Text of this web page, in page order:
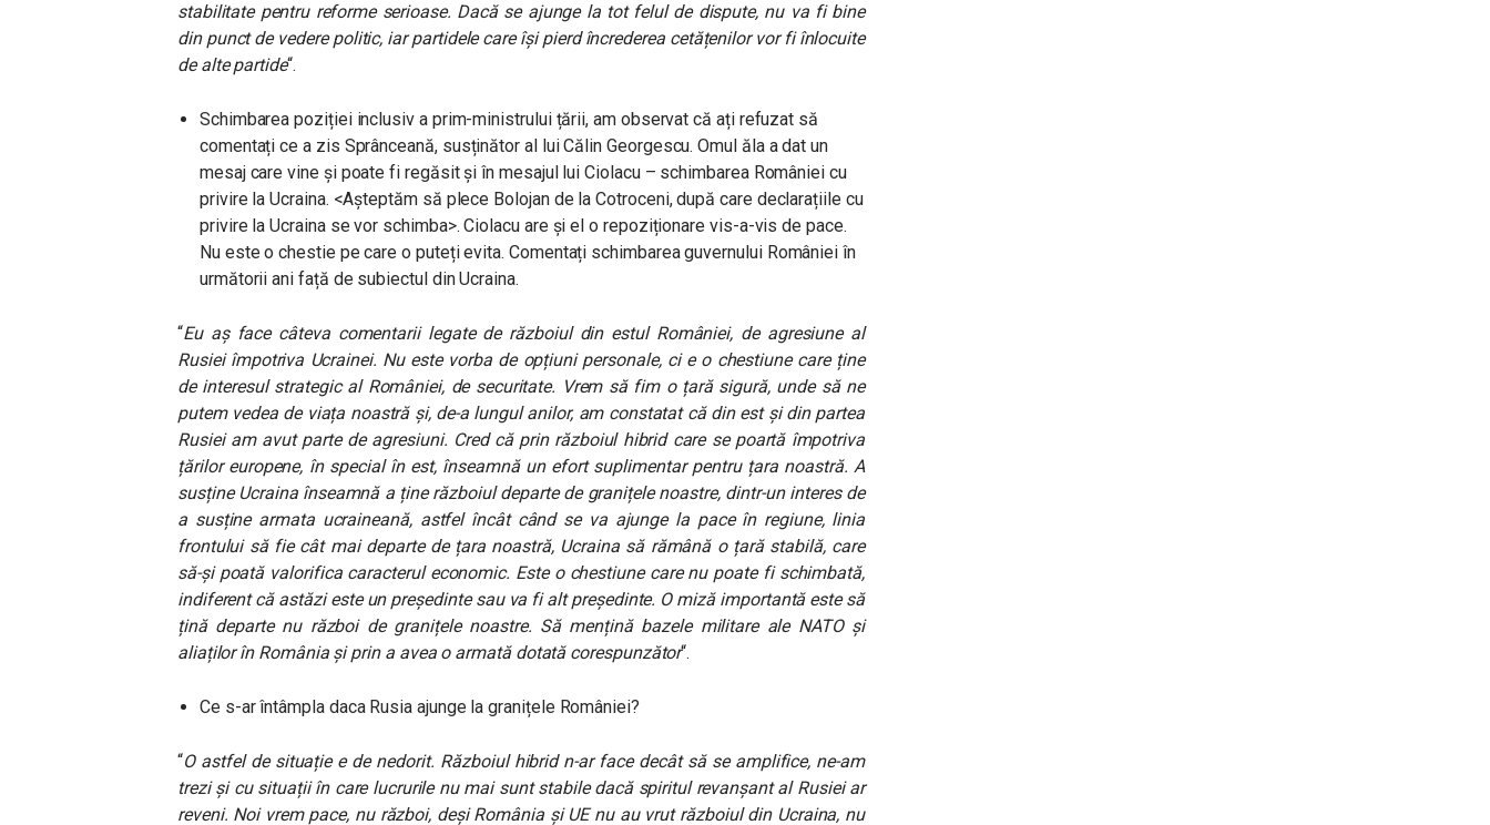
stabilitate pentru reforme serioase. Dacă se ajunge la tot felul de dispute, nu va fi bine
din punct de vedere politic, iar partidele care își pierd încrederea cetățenilor vor fi înlocuite
de alte partide“.
Schimbarea poziției inclusiv a prim-ministrului țării, am observat că ați refuzat să
comentați ce a zis Sprânceană, susținător al lui Călin Georgescu. Omul ăla a dat un
mesaj care vine și poate fi regăsit și în mesajul lui Ciolacu – schimbarea României cu
privire la Ucraina. <Așteptăm să plece Bolojan de la Cotroceni, după care declarațiile cu
privire la Ucraina se vor schimba>. Ciolacu are și el o repoziționare vis-a-vis de pace.
Nu este o chestie pe care o puteți evita. Comentați schimbarea guvernului României în
următorii ani față de subiectul din Ucraina.
“Eu aș face câteva comentarii legate de războiul din estul României, de agresiune al
Rusiei împotriva Ucrainei. Nu este vorba de opțiuni personale, ci e o chestiune care ține
de interesul strategic al României, de securitate. Vrem să fim o țară sigură, unde să ne
putem vedea de viața noastră și, de-a lungul anilor, am constatat că din est și din partea
Rusiei am avut parte de agresiuni. Cred că prin războiul hibrid care se poartă împotriva
țărilor europene, în special în est, înseamnă un efort suplimentar pentru țara noastră. A
susține Ucraina înseamnă a ține războiul departe de granițele noastre, dintr-un interes de
a susține armata ucraineană, astfel încât când se va ajunge la pace în regiune, linia
frontului să fie cât mai departe de țara noastră, Ucraina să rămână o țară stabilă, care
să-și poată valorifica caracterul economic. Este o chestiune care nu poate fi schimbată,
indiferent că astăzi este un președinte sau va fi alt președinte. O miză importantă este să
țină departe nu război de granițele noastre. Să mențină bazele militare ale NATO și
aliaților în România și prin a avea o armată dotată corespunzător“.
Ce s-ar întâmpla daca Rusia ajunge la granițele României?
“O astfel de situație e de nedorit. Războiul hibrid n-ar face decât să se amplifice, ne-am
trezi și cu situații în care lucrurile nu mai sunt stabile dacă spiritul revanșant al Rusiei ar
reveni. Noi vrem pace, nu război, deși România și UE nu au vrut războiul din Ucraina, nu